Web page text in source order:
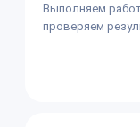
Выполняем
проверяем